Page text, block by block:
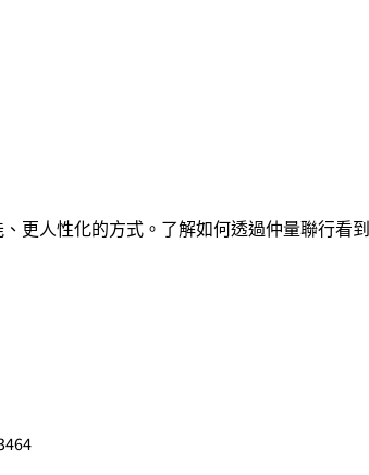
更人性化的方式。了解如何透過仲量聯行看